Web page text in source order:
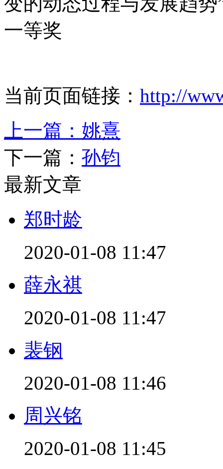
一等奖
当前页面链接： http://
上一篇： 姚熹
下一篇： 孙钧
最新文章
郑时龄
2020-01-08 11:47
薛永祺
2020-01-08 11:47
裴钢
2020-01-08 11:46
周兴铭
2020-01-08 11:45